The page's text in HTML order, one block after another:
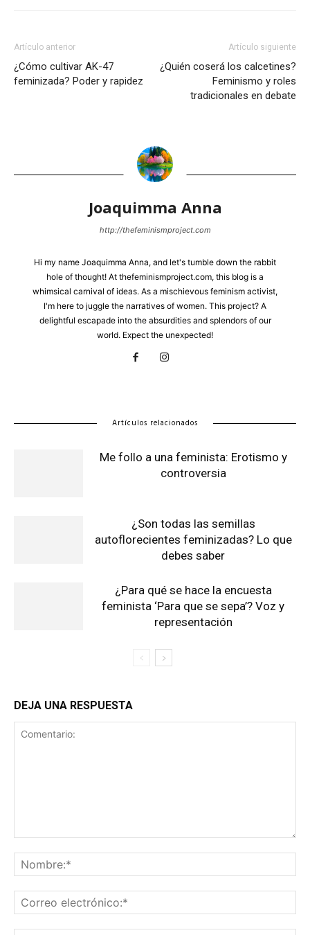
Artículo anterior
¿Cómo cultivar AK-47
feminizada? Poder y rapidez
Artículo siguiente
¿Quién coserá los calcetines?
Feminismo y roles
tradicionales en debate
Joaquimma Anna
http://thefeminismproject.com
Hi my name Joaquimma Anna, and let's tumble down the rabbit
hole of thought! At thefeminismproject.com, this blog is a
whimsical carnival of ideas. As a mischievous feminism activist,
I'm here to juggle the narratives of women. This project? A
delightful escapade into the absurdities and splendors of our
world. Expect the unexpected!
Artículos relacionados
Me follo a una feminista: Erotismo y
controversia
¿Son todas las semillas
autoflorecientes feminizadas? Lo que
debes saber
¿Para qué se hace la encuesta
feminista ‘Para que se sepa’? Voz y
representación
DEJA UNA RESPUESTA